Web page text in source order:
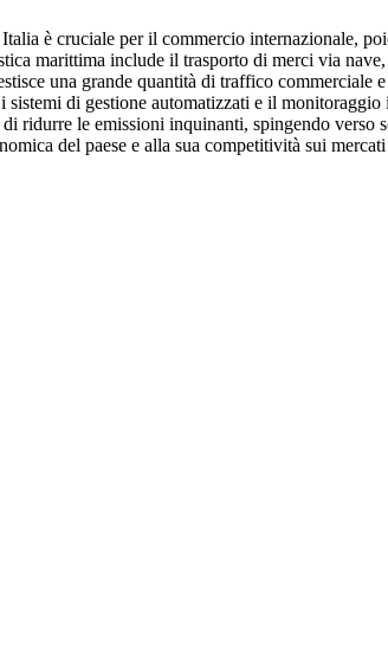
è cruciale per il commercio internazionale,
marittima include il trasporto di merci via
una grande quantità di traffico
di gestione automatizzati e il
ridurre le emissioni inquinanti, spingendo
del paese e alla sua competitività sui